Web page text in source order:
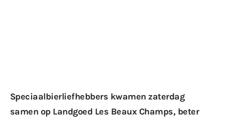
Speciaalbierliefhebbers kwamen zaterdag
samen op Landgoed Les Beaux Champs, beter